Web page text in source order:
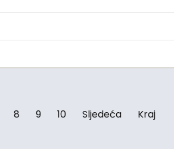
8 9 10 Sljedeća Kraj